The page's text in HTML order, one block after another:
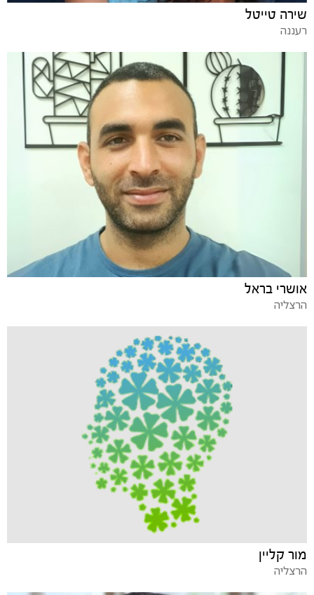
שירה טייטל
רעננה
אושרי בראל
הרצליה
מור קליין
הרצליה